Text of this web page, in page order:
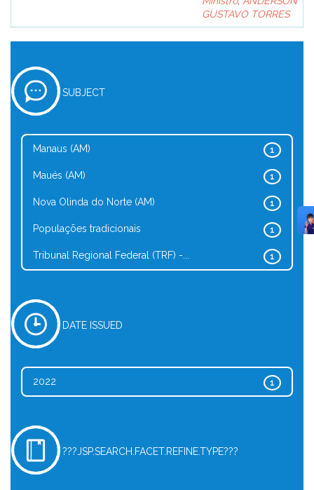
GUSTAVO TORRES
SUBJECT
1
Manaus (AM)
1
Maués (AM)
1
Nova Olinda do Norte (AM)
1
Populações tradicionais
1
Tribunal Regional Federal (TRF) -...
DATE ISSUED
1
2022
???JSP.SEARCH.FACET.REFINE.TYPE???